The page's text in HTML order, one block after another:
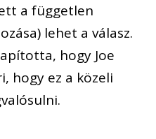
a független
lehet a válasz.
hogy Joe
hogy ez a közeli